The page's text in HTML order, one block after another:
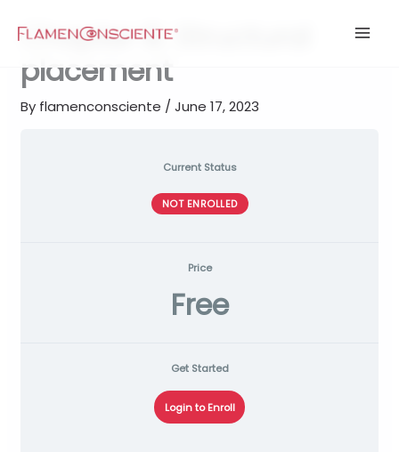
Chapter III. Structural
placement
By flamenconsciente /June 17, 2023
Current Status
NOT ENROLLED
Price
Free
Get Started
Login to Enroll